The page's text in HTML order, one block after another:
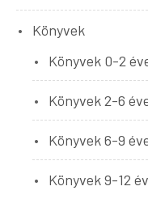
Könyvek
Könyvek 0-2
Könyvek 2-6
Könyvek 6-9
Könyvek 9-12